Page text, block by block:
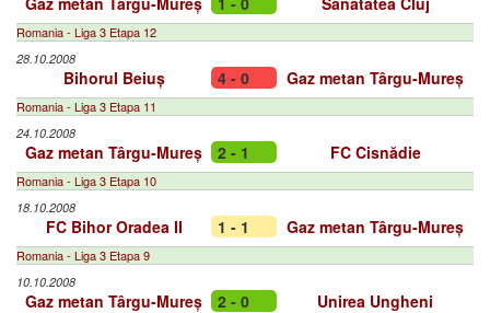
Romania - Liga 3 Etapa 12
28.10.2008
Bihorul Beiuș 4 - 0 Gaz metan Târgu-Mureș
Romania - Liga 3 Etapa 11
24.10.2008
Gaz metan Târgu-Mureș 2 - 1 FC Cisnădie
Romania - Liga 3 Etapa 10
18.10.2008
FC Bihor Oradea II 1 - 1 Gaz metan Târgu-Mureș
Romania - Liga 3 Etapa 9
10.10.2008
Gaz metan Târgu-Mureș 2 - 0 Unirea Ungheni